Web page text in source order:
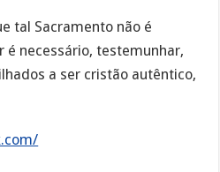
tal Sacramento não é
é necessário, testemunhar,
a ser cristão autêntico,